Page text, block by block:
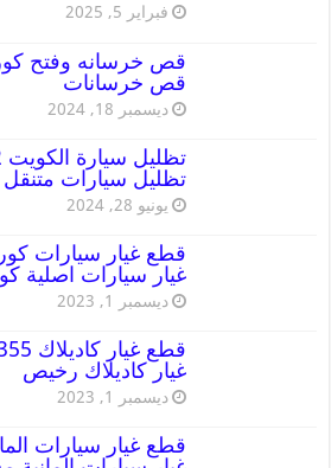
فبراير 5, 2025
قص خرسانات
ديسمبر 18, 2024
تظليل سيارات متنقل
يونيو 28, 2024
غيار سيارات اصلية
ديسمبر 1, 2023
غيار كاديلاك رخيص
ديسمبر 1, 2023